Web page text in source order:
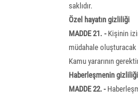
saklıdır.
Özel hayatın gizliliği
MADDE 21. - Kişinin
müdahale oluşturacak
Kamu yararının
Haberleşmenin gizliliği
MADDE 22. -